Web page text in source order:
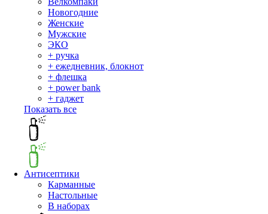
Новогодние
Женские
Мужские
ЭКО
+ ручка
+ ежедневник, блокнот
+ флешка
+ power bank
+ гаджет
Показать все
Антисептики
Карманные
Настольные
В наборах